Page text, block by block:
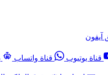
آيفون
قناة يوتيوب قناة واتساب